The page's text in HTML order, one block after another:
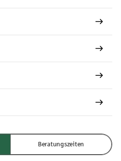
Beratungszeiten